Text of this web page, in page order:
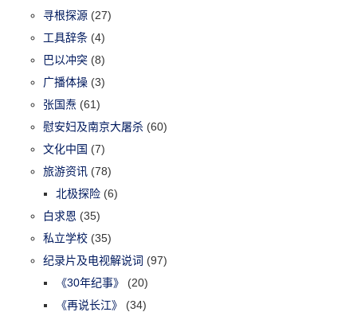
寻根探源 (27)
工具辞条 (4)
巴以冲突 (8)
广播体操 (3)
张国焘 (61)
慰安妇及南京大屠杀 (60)
文化中国 (7)
旅游资讯 (78)
北极探险 (6)
白求恩 (35)
私立学校 (35)
纪录片及电视解说词 (97)
《30年纪事》
(20)
《再说长江》
(34)